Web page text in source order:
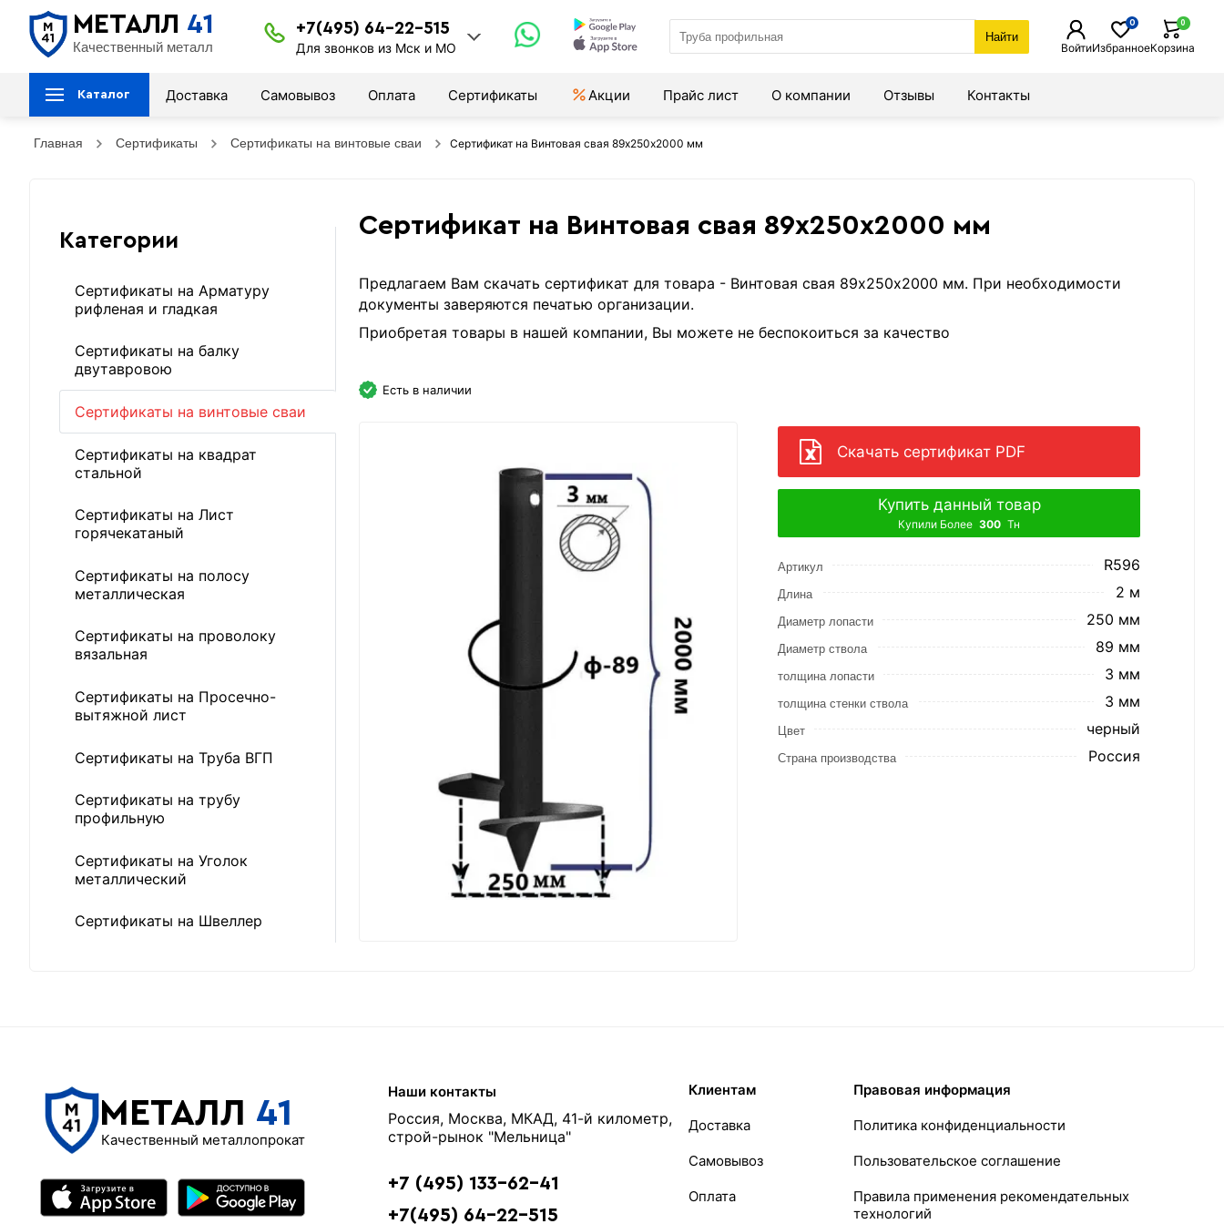
МЕТАЛЛ 41
Качественный металл
+7(495) 64-22-515
Для звонков из Мск и МО
Найти
ВойтиИзбранное
0
Корзина
0
Каталог Доставка Самовывоз Оплата Сертификаты Акции Прайс лист О компании Отзывы Контакты
Главная Сертификаты Сертификаты на винтовые сваи Сертификат на Винтовая свая 89х250х2000 мм
Категории
Сертификаты на Арматуру
рифленая и гладкая
Сертификаты на балку
двутавровою
Сертификаты на винтовые сваи
Сертификаты на квадрат
стальной
Сертификаты на Лист
горячекатаный
Сертификаты на полосу
металлическая
Сертификаты на проволоку
вязальная
Сертификаты на Просечно-
вытяжной лист
Сертификаты на Труба ВГП
Сертификаты на трубу
профильную
Сертификаты на Уголок
металлический
Сертификаты на Швеллер
Сертификат на Винтовая свая 89х250х2000 мм
Предлагаем Вам скачать сертификат для товара - Винтовая свая 89х250х2000 мм. При необходимости
документы заверяются печатью организации.
Приобретая товары в нашей компании, Вы можете не беспокоиться за качество
Есть в наличии
Скачать сертификат PDF
Купить данный товар
Купили Более 300 Тн
Артикул R596
Длина 2 м
Диаметр лопасти 250 мм
Диаметр ствола 89 мм
толщина лопасти 3 мм
толщина стенки ствола 3 мм
Цвет черный
Страна производства Россия
МЕТАЛЛ 41
Качественный металлопрокат
Наши контакты
Россия, Москва, МКАД, 41-й километр,
строй-рынок "Мельница"
+7 (495) 133-62-41
+7(495) 64-22-515
Клиентам
Доставка
Самовывоз
Оплата
Правовая информация
Политика конфиденциальности
Пользовательское соглашение
Правила применения рекомендательных
технологий